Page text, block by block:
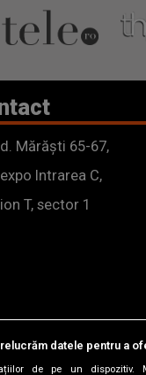
Mărăști 65-67,
Intrarea C,
T, sector 1
datele pentru a
de pe un dispozitiv.